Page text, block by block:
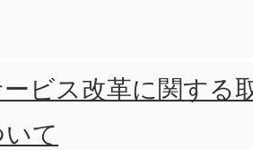
ビス改革に関する
て